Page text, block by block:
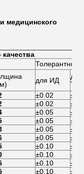
медицинского
Толерантность
для ИД
для
±0.02
±0.02
±0.05
±0.05
±0.05
±0.05
±0.10
±0.10
±0.10
±0.10